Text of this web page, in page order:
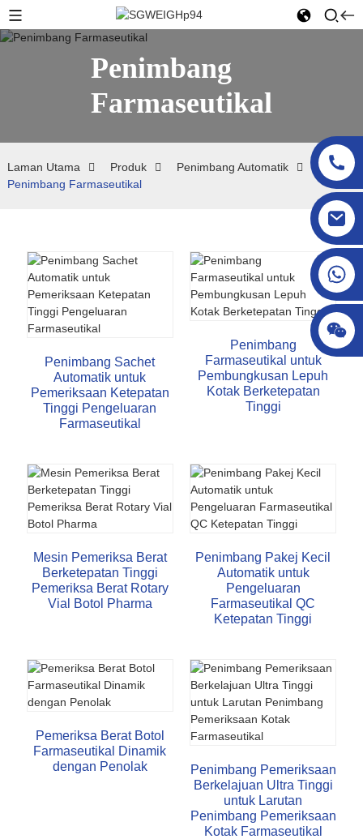
Penimbang
Farmaseutikal
Laman Utama Produk
Penimbang Automatik
Penimbang Farmaseutikal
Penimbang Sachet
Automatik untuk
Pemeriksaan Ketepatan
Tinggi Pengeluaran
Farmaseutikal
Penimbang
Farmaseutikal untuk
Pembungkusan Lepuh
Kotak Berketepatan
Tinggi
Mesin Pemeriksa Berat
Berketepatan Tinggi
Pemeriksa Berat Rotary
Vial Botol Pharma
Penimbang Pakej Kecil
Automatik untuk
Pengeluaran
Farmaseutikal QC
Ketepatan Tinggi
Pemeriksa Berat Botol
Farmaseutikal Dinamik
dengan Penolak
Penimbang Pemeriksaan
Berkelajuan Ultra Tinggi
untuk Larutan
Penimbang Pemeriksaan
Kotak Farmaseutikal